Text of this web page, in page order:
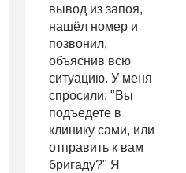
вывод из запоя,
нашёл номер и
позвонил,
объяснив всю
ситуацию. У меня
спросили: "Вы
подъедете в
клинику сами, или
отправить к вам
бригаду?" Я